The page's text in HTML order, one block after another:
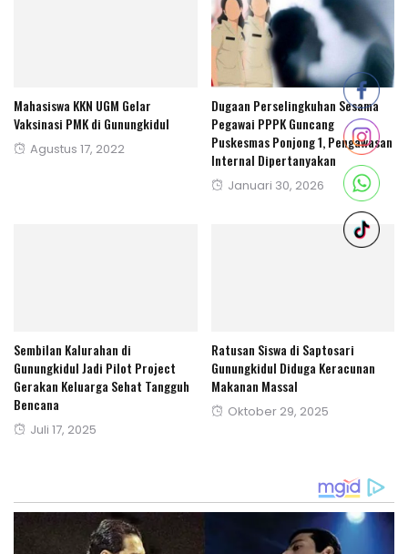
Mahasiswa KKN UGM Gelar
Vaksinasi PMK di Gunungkidul
Posted
Agustus 17, 2022
Dugaan Perselingkuhan Sesama
Pegawai PPPK Guncang
Puskesmas Ponjong 1, Pengawasan
Internal Dipertanyakan
Posted
Januari 30, 2026
Sembilan Kalurahan di
Gunungkidul Jadi Pilot Project
Gerakan Keluarga Sehat Tangguh
Bencana
Posted
Juli 17, 2025
Ratusan Siswa di Saptosari
Gunungkidul Diduga Keracunan
Makanan Massal
Posted
Oktober 29, 2025